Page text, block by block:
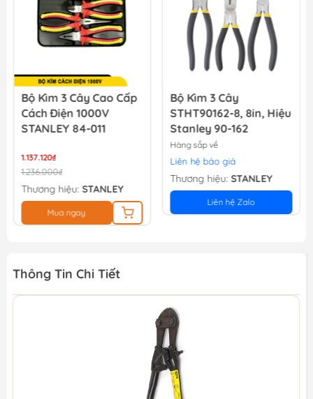
Bộ Kìm 3 Cây Cao Cấp
Cách Điện 1000V
STANLEY 84-011
1.137.120₫
1.236.000₫
Thương hiệu: STANLEY
Mua ngay
Bộ Kìm 3 Cây
STHT90162-8, 8in, Hiệu
Stanley 90-162
Hàng sắp về
Liên hệ báo giá
Thương hiệu:STANLEY
Liên hệ Zalo
Thông Tin Chi Tiết